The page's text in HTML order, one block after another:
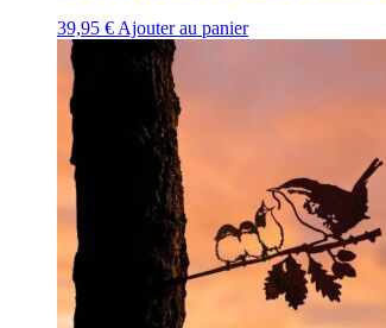
39,95 €Ajouter au panier